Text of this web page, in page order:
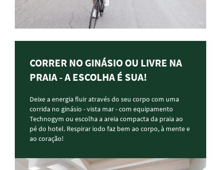
CORRER NO GINÁSIO OU LIVRE NA
PRAIA - A ESCOLHA É SUA!
Deixe a energia fluir através do seu corpo com uma
corrida no ginásio - vista mar - com equipamento
Technogym ou escolha a areia compacta da praia ao
pé do hotel. Respirar iodo faz bem ao corpo, à mente e
ao coração!